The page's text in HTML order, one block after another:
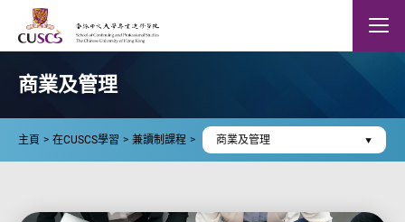
Skip to main content
The Chinese Univeristy of hong Kong Mobile
商業及管理
主頁 在CUSCS學習 兼讀制課程 商業及管理